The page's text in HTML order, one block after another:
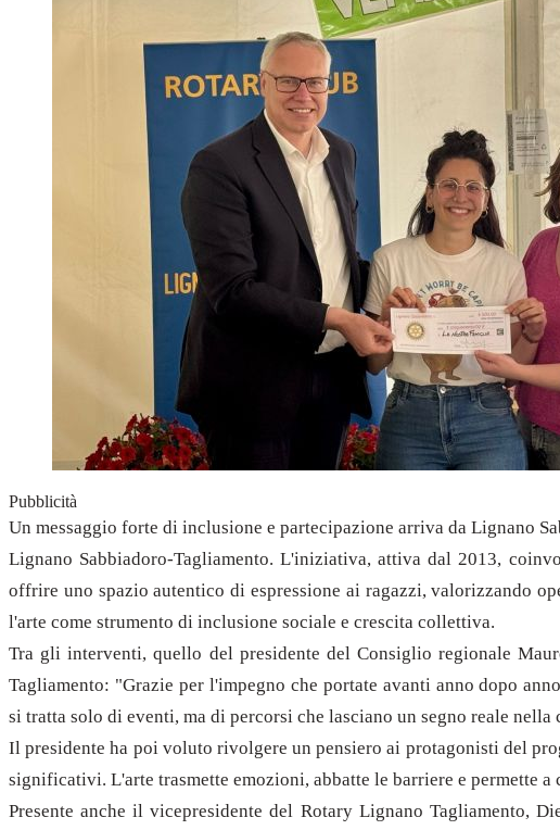
Pubblicità
Un messaggio forte di inclusione e partecipazione arriva da Lignano
Lignano Sabbiadoro-Tagliamento. L'iniziativa, attiva dal 2013,
offrire uno spazio autentico di espressione ai ragazzi, valorizzando
l'arte come strumento di inclusione sociale e crescita collettiva.
Tra gli interventi, quello del presidente del Consiglio regionale
Tagliamento: "Grazie per l'impegno che portate avanti anno dopo
si tratta solo di eventi, ma di percorsi che lasciano un segno reale nella
Il presidente ha poi voluto rivolgere un pensiero ai protagonisti del
significativi. L'arte trasmette emozioni, abbatte le barriere e permette
Presente anche il vicepresidente del Rotary Lignano Tagliamento,